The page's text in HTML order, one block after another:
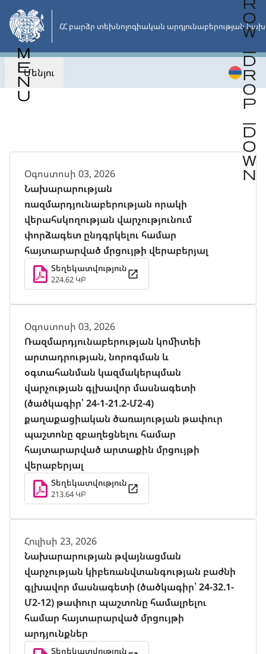
Անցնել
հիմնական
բովանդակությանը
ՀՀ բարձր տեխնոլոգիական արդյունաբերության
Մենյու
Օգոստոսի 03, 2026
Նախարարության
ռազմարդյունաբերության որակի
վերահսկողության վարչությունում
փորձագետ ընդգրկելու համար
հայտարարված մրցույթի վերաբերյալ
Տեղեկատվություն
224.62 ԿԲ
Օգոստոսի 03, 2026
Ռազմարդյունաբերության կոմիտեի
արտադրության, նորոգման և
օգտահանման կազմակերպման
վարչության գլխավոր մասնագետի
(ծածկագիր՝ 24-1-21.2-Մ2-4)
քաղաքացիական ծառայության թափուր
պաշտոնը զբաղեցնելու համար
հայտարարված արտաքին մրցույթի
վերաբերյալ
Տեղեկատվություն
213.64 ԿԲ
Հուլիսի 23, 2026
Նախարարության թվայնացման
վարչության կիբեռանվտանգության բաժնի
գլխավոր մասնագետի (ծածկագիր՝ 24-32.1-
Մ2-12) թափուր պաշտոնը համալրելու
համար հայտարարված մրցույթի
արդյունքներ
Տեղեկատվություն